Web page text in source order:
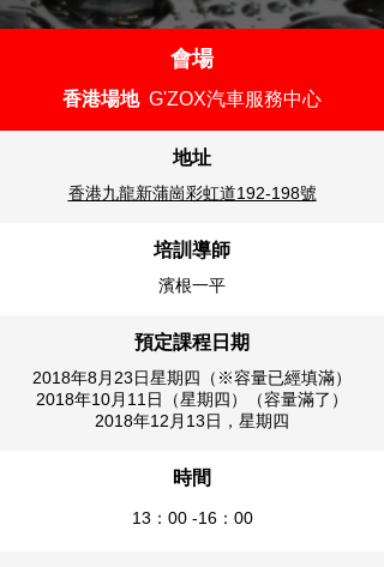
會場
香港場地 G'ZOX汽車服務中心
地址
香港九龍新蒲崗彩虹道192-198號
培訓導師
濱根一平
預定課程日期
2018年8月23日星期四（※容量已經填滿）
2018年10月11日（星期四）（容量滿了）
2018年12月13日，星期四
時間
13：00 -16：00